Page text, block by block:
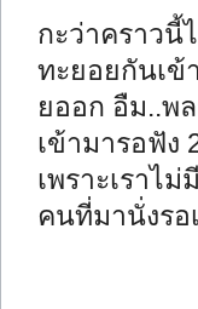
กะว่าคราวนี้
ทะยอยกันเข้
ยออก อืม..พ
เข้ามารอฟัง
เพราะเราไ
คนที่มานั่งรอ